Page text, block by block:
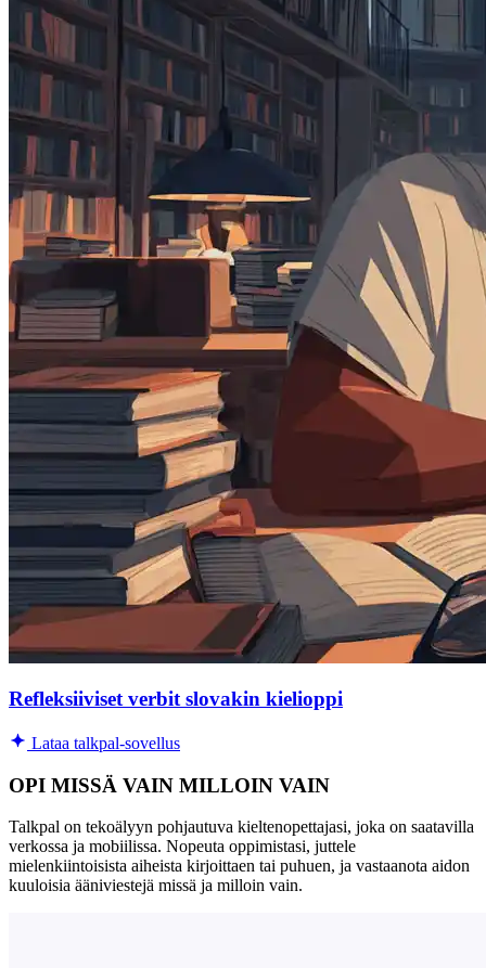
Refleksiiviset verbit slovakin kielioppi
Lataa talkpal-sovellus
OPI MISSÄ VAIN MILLOIN VAIN
Talkpal on tekoälyyn pohjautuva kieltenopettajasi, joka on saatavilla
verkossa ja mobiilissa. Nopeuta oppimistasi, juttele
mielenkiintoisista aiheista kirjoittaen tai puhuen, ja vastaanota aidon
kuuloisia ääniviestejä missä ja milloin vain.